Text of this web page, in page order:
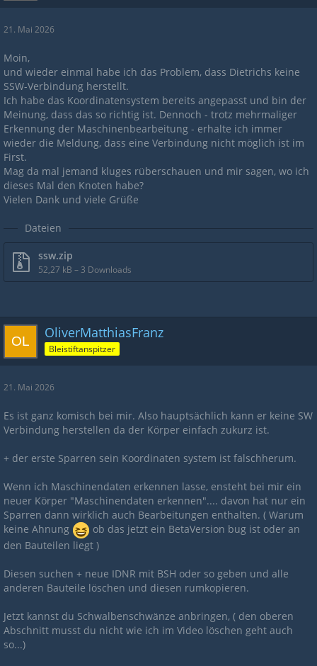
21. Mai 2026
Moin,
und wieder einmal habe ich das Problem, dass Dietrichs keine
SSW-Verbindung herstellt.
Ich habe das Koordinatensystem bereits angepasst und bin der
Meinung, dass das so richtig ist. Dennoch - trotz mehrmaliger
Erkennung der Maschinenbearbeitung - erhalte ich immer
wieder die Meldung, dass eine Verbindung nicht möglich ist im
First.
Mag da mal jemand kluges rüberschauen und mir sagen, wo ich
dieses Mal den Knoten habe?
Vielen Dank und viele Grüße
Dateien
ssw.zip
52,27 kB – 3 Downloads
OliverMatthiasFranz
Bleistiftanspitzer
21. Mai 2026
Es ist ganz komisch bei mir. Also hauptsächlich kann er keine SW
Verbindung herstellen da der Körper einfach zukurz ist.
+ der erste Sparren sein Koordinaten system ist falschherum.
Wenn ich Maschinendaten erkennen lasse, ensteht bei mir ein
neuer Körper "Maschinendaten erkennen".... davon hat nur ein
Sparren dann wirklich auch Bearbeitungen enthalten. ( Warum
keine Ahnung
ob das jetzt ein BetaVersion bug ist oder an
den Bauteilen liegt )
Diesen suchen + neue IDNR mit BSH oder so geben und alle
anderen Bauteile löschen und diesen rumkopieren.
Jetzt kannst du Schwalbenschwänze anbringen, ( den oberen
Abschnitt musst du nicht wie ich im Video löschen geht auch
so...)